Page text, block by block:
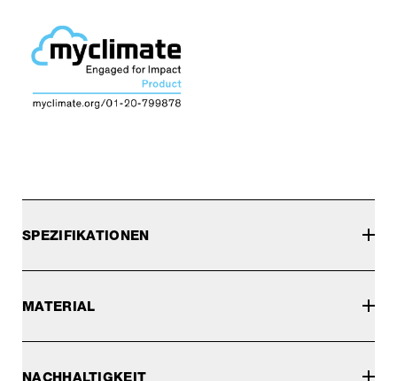
SPEZIFIKATIONEN
MATERIAL
NACHHALTIGKEIT